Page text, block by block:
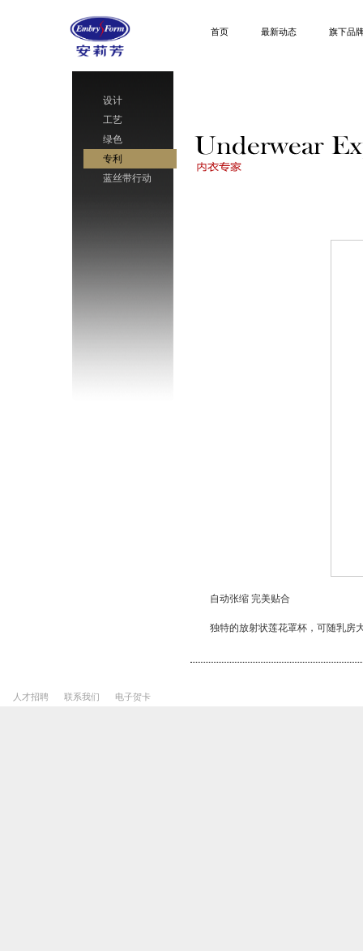
首页 最新动态 旗下品
设计
工艺
绿色
专利
蓝丝带行动
自动张缩 完美贴合
独特的放射状莲花罩杯，可随乳房
人才招聘 联系我们 电子贺卡